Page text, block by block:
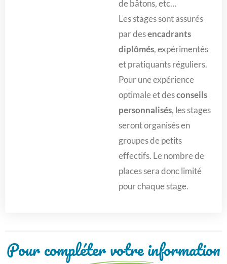
de bâtons, etc…
Les stages sont assurés
par desencadrants
diplômés, expérimentés
et pratiquants réguliers.
Pour une expérience
optimale et desconseils
personnalisés, les stages
seront organisés en
groupes de petits
effectifs. Le nombre de
places sera donc limité
pour chaque stage.
Pour compléter votre information